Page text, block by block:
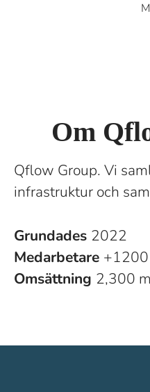
Om
Qflow Group. Vi
infrastruktur och
Grundades 2022
Medarbetare +1200
Omsättning 2,300